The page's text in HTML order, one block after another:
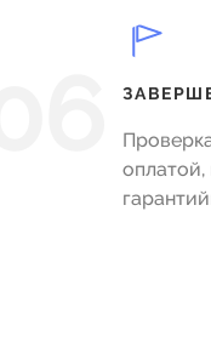
оплатой,